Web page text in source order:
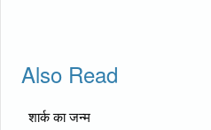
Also Read
शार्क का जन्म